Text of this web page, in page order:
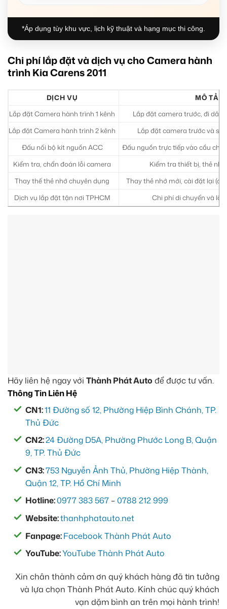
*Áp dụng tùy khu vực, lịch kỹ thuật và hạng mục thi công.
Chi phí lắp đặt và dịch vụ cho Camera hành
trình Kia Carens 2011
DỊCH VỤ
MÔ TẢ
Lắp đặt Camera hành trình 1 kênh
Lắp đặt camera trước, đi dây
Lắp đặt Camera hành trình 2 kênh
Lắp đặt camera trước và
Đấu nối bộ kit nguồn ACC
Đấu nguồn trực tiếp vào cầu chì,
Kiểm tra, chẩn đoán lỗi camera
Kiểm tra thiết bị, thẻ
Thay thế thẻ nhớ chuyên dụng
Thay thẻ nhớ mới, cài đặt lại
Dịch vụ lắp đặt tận nơi TPHCM
Chi phí di chuyển và
Hãy liên hệ ngay với Thành Phát Auto để được tư vấn.
Thông Tin Liên Hệ
CN1:11 Đường số 12, Phường Hiệp Bình Chánh, TP.
Thủ Đức
CN2:24 Đường D5A, Phường Phước Long B, Quận
9, TP. Thủ Đức
CN3:753 Nguyễn Ảnh Thủ, Phường Hiệp Thành,
Quận 12, TP. Hồ Chí Minh
Hotline:0977 383 567 –0788 212 999
Website:thanhphatauto.net
Fanpage:Facebook Thành Phát Auto
YouTube:YouTube Thành Phát Auto
Xin chân thành cảm ơn quý khách hàng đã tin tưởng
và lựa chọn Thành Phát Auto. Kính chúc quý khách
vạn dặm bình an trên mọi hành trình!